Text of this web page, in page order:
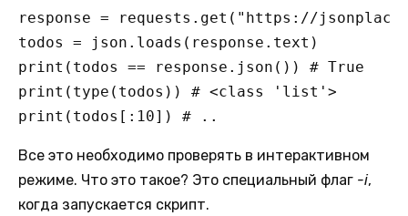
response = requests.get("https://
todos = json.loads(response.text)
print(todos == response.json()) # True
print(type(todos)) # <class 'list'>
print(todos[:10]) # ..
Все это необходимо проверять в интерактивном
режиме. Что это такое? Это специальный флаг -i,
когда запускается скрипт.